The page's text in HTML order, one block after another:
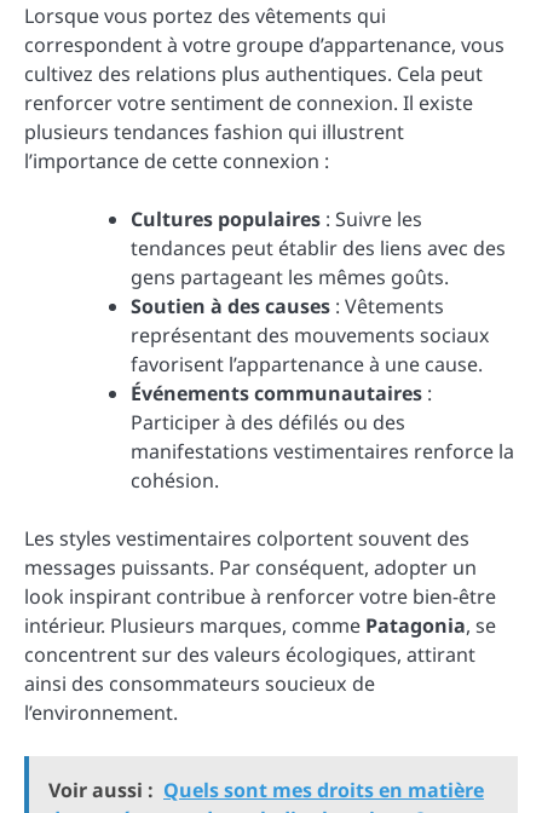
Lorsque vous portez des vêtements qui
correspondent à votre groupe d’appartenance, vous
cultivez des relations plus authentiques. Cela peut
renforcer votre sentiment de connexion. Il existe
plusieurs tendances fashion qui illustrent
l’importance de cette connexion :
Cultures populaires : Suivre les
tendances peut établir des liens avec des
gens partageant les mêmes goûts.
Soutien à des causes : Vêtements
représentant des mouvements sociaux
favorisent l’appartenance à une cause.
Événements communautaires :
Participer à des défilés ou des
manifestations vestimentaires renforce la
cohésion.
Les styles vestimentaires colportent souvent des
messages puissants. Par conséquent, adopter un
look inspirant contribue à renforcer votre bien-être
intérieur. Plusieurs marques, comme Patagonia, se
concentrent sur des valeurs écologiques, attirant
ainsi des consommateurs soucieux de
l’environnement.
Voir aussi : Quels sont mes droits en matière